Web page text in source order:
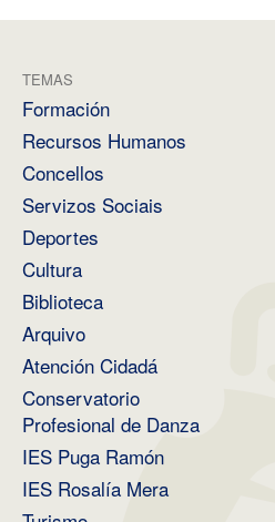
TEMAS
Formación
Recursos Humanos
Concellos
Servizos Sociais
Deportes
Cultura
Biblioteca
Arquivo
Atención Cidadá
Conservatorio
Profesional de Danza
IES Puga Ramón
IES Rosalía Mera